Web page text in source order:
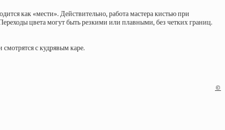
как «мести». Действительно, работа мастера кистью при
цвета могут быть резкими или плавными, без четких границ.
с кудрявым каре.
©